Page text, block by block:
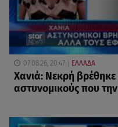
07.08.26, 20:47 ΕΛΛΑΔΑ
Χανιά: Νεκρή
αστυνομικούς που